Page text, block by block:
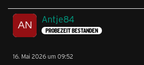
Antje84
PROBEZEIT BESTANDEN
16. Mai 2026 um 09:52